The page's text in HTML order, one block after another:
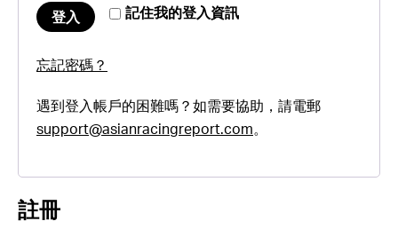
記住我的登入資訊
登入
忘記密碼？
遇到登入帳戶的困難嗎？如需要協助，請電郵
support@asianracingreport.com。
註冊